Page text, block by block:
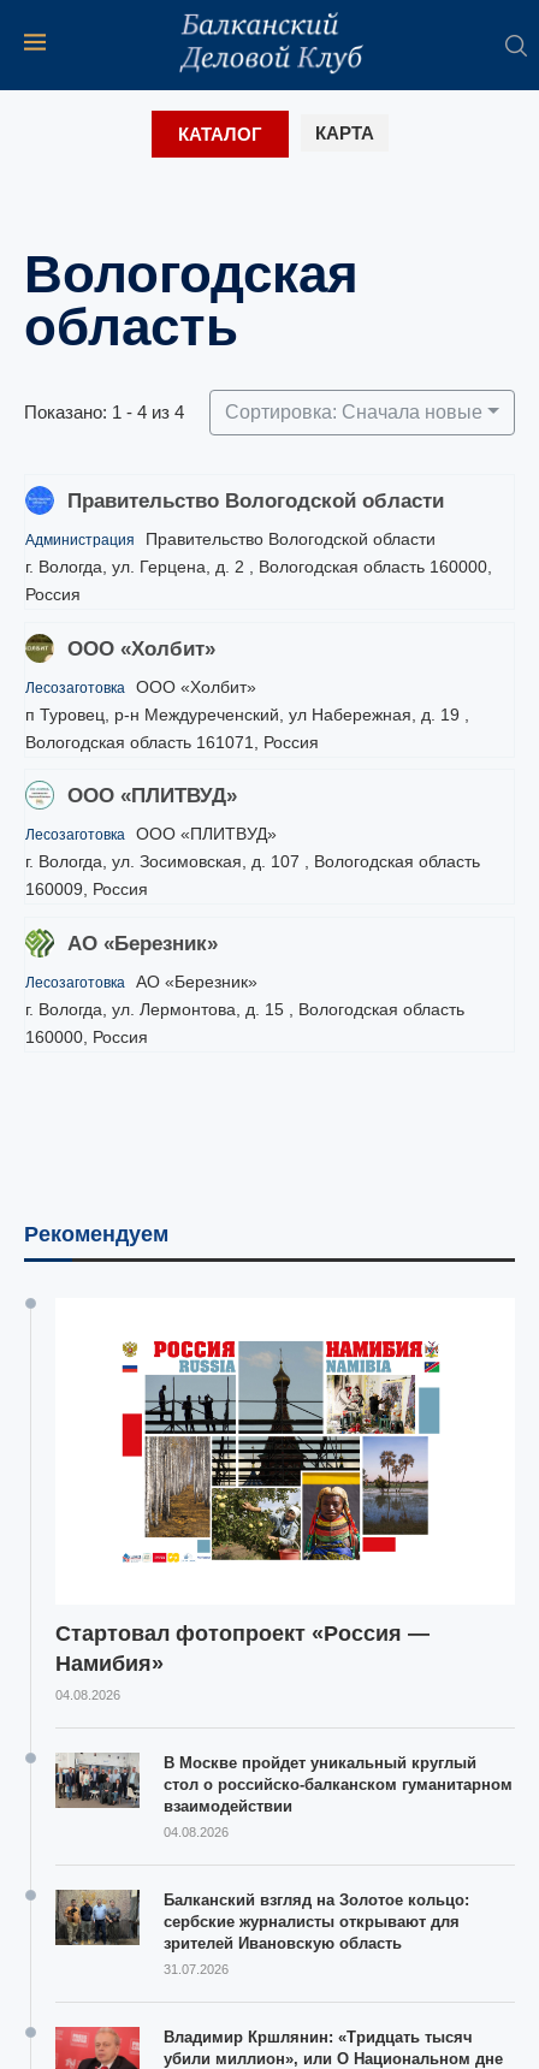
КАТАЛОГ КАРТА
Вологодская
область
Показано: 1 - 4 из 4 Сортировка: Сначала новые
Правительство Вологодской области
Администрация
Правительство Вологодской области
г. Вологда, ул. Герцена, д. 2 , Вологодская область 160000,
Россия
ООО «Холбит»
Лесозаготовка
ООО «Холбит»
п Туровец, р-н Междуреченский, ул Набережная, д. 19 ,
Вологодская область 161071, Россия
ООО «ПЛИТВУД»
Лесозаготовка
ООО «ПЛИТВУД»
г. Вологда, ул. Зосимовская, д. 107 , Вологодская область
160009, Россия
АО «Березник»
Лесозаготовка
АО «Березник»
г. Вологда, ул. Лермонтова, д. 15 , Вологодская область
160000, Россия
Рекомендуем
Стартовал фотопроект «Россия —
Намибия»
04.08.2026
В Москве пройдет уникальный круглый
стол о российско-балканском гуманитарном
взаимодействии
04.08.2026
Балканский взгляд на Золотое кольцо:
сербские журналисты открывают для
зрителей Ивановскую область
31.07.2026
Владимир Кршлянин: «Тридцать тысяч
убили миллион», или О Национальном дне